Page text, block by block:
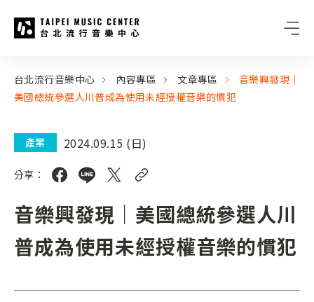
:::
台北流行音樂中心 內容專區 文章專區
音樂興發現｜
美國總統參選人川普成為使用未經授權音樂的慣犯
產業 2024.09.15 (日)
分享：
音樂興發現｜美國總統參選人川
普成為使用未經授權音樂的慣犯